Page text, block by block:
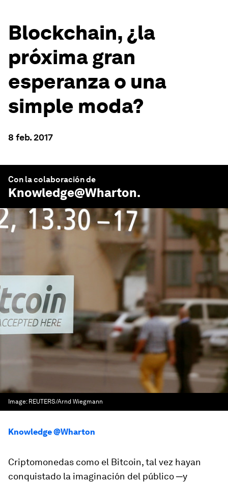
Blockchain, ¿la
próxima gran
esperanza o una
simple moda?
8 feb. 2017
Con la colaboración de
Knowledge@Wharton.
Image: REUTERS/Arnd Wiegmann
Knowledge @Wharton
Criptomonedas como el Bitcoin, tal vez hayan
conquistado la imaginación del público ─y